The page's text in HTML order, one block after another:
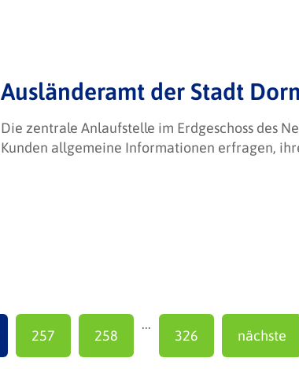
Ausländeramt der Stadt
Die zentrale Anlaufstelle im Erdgeschoss des
Kunden allgemeine Informationen erfragen,
257 258
...
326 nächste